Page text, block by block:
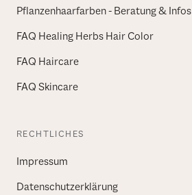
Pflanzenhaarfarben - Beratung & Infos
FAQ Healing Herbs Hair Color
FAQ Haircare
FAQ Skincare
RECHTLICHES
Impressum
Datenschutzerklärung